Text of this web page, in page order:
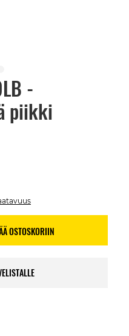
-
piikki
OSTOSKORIIN